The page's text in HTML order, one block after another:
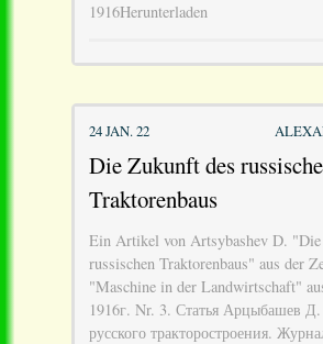
1916Herunterladen
24 JAN. 22
Die Zukunft des
Traktorenbaus
Ein Artikel von Artsybashev D.
russischen Traktorenbaus" aus der
"Maschine in der Landwirtschaft"
1916г. Nr. 3. Статья Арцыбашев
русского тракторостроения.